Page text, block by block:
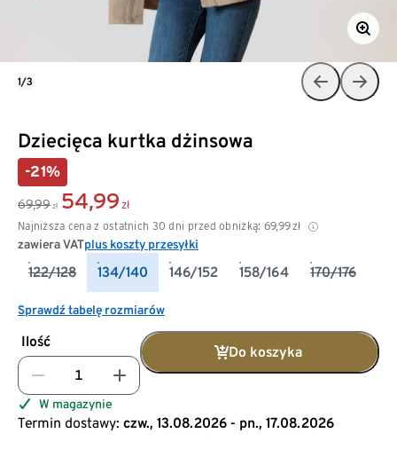
Dziecięca kurtka dżinsowa
-21%
69,99 zł 54,99 zł
Najniższa cena z ostatnich 30 dni przed obniżką: 69,99 zł
zawiera VATplus koszty przesyłki
122/128 134/140 146/152 158/164 170/176
Sprawdź tabelę rozmiarów
Ilość
Do koszyka
W magazynie
Termin dostawy: czw., 13.08.2026 - pn., 17.08.2026
1/3